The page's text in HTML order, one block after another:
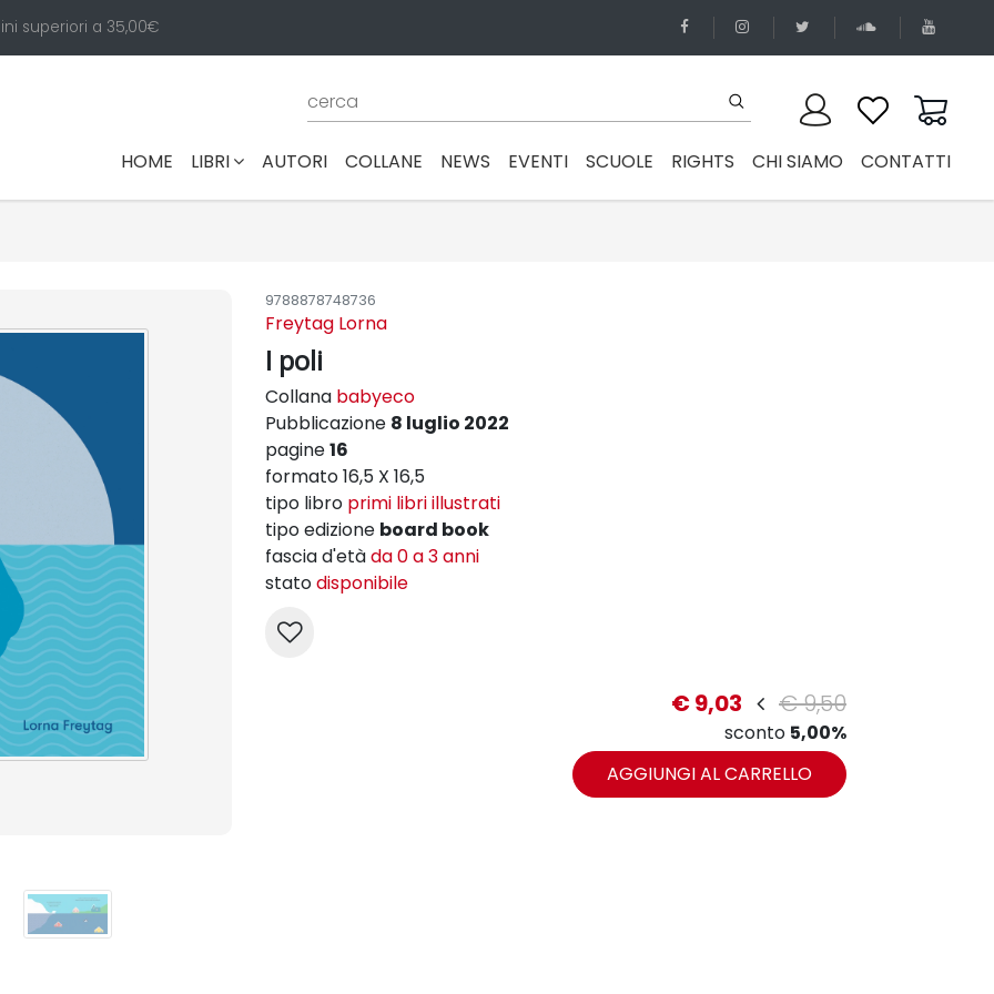
superiori a 35,00€
HOME (CURRENT)
LIBRI AUTORI COLLANE NEWS EVENTI SCUOLE RIGHTS CHI SIAMO CONTATTI
9788878748736
Freytag Lorna
I poli
Collana babyeco
Pubblicazione 8 luglio 2022
pagine16
formato 16,5 X 16,5
tipo libro primi libri illustrati
tipo edizione board book
fascia d'etàda 0 a 3 anni
statodisponibile
€ 9,03 € 9,50
sconto 5,00%
AGGIUNGI AL CARRELLO